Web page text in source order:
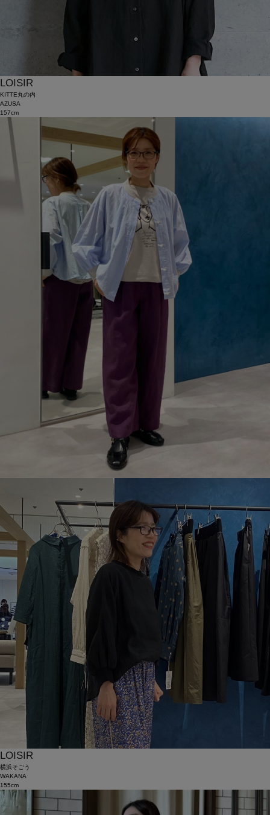
LOISIR
KITTE丸の内
AZUSA
157cm
LOISIR
横浜そごう
WAKANA
155cm